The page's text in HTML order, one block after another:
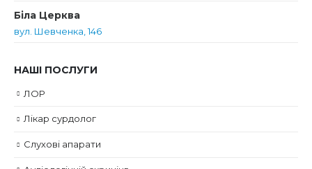
Біла Церква
вул. Шевченка, 146
НАШІ ПОСЛУГИ
ЛОР
Лікар сурдолог
Слухові апарати